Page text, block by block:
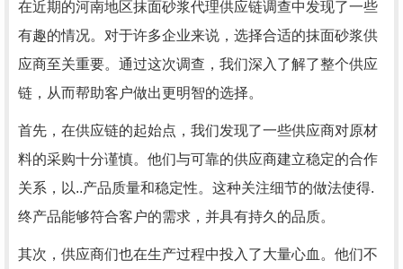
在近期的河南地区抹面砂浆代理供应链调查中发现了一些
有趣的情况。对于许多企业来说，选择合适的抹面砂浆供
应商至关重要。通过这次调查，我们深入了解了整个供应
链，从而帮助客户做出更明智的选择。
首先，在供应链的起始点，我们发现了一些供应商对原材
料的采购十分谨慎。他们与可靠的供应商建立稳定的合作
关系，以..产品质量和稳定性。这种关注细节的做法使得.
终产品能够符合客户的需求，并具有持久的品质。
其次，供应商们也在生产过程中投入了大量心血。他们不